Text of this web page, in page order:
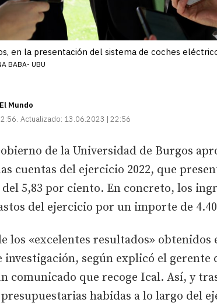
en la presentación del sistema de coches
BABA- UBU
Mundo
Actualizado: 13.06.2023 | 22:56
de la Universidad de Burgos
cuentas del ejercicio 2022, que
5,83 por ciento. En concreto, los
del ejercicio por un importe de
los «excelentes resultados» obtenidos
investigación, según explicó el gerente
comunicado que recoge Ical. Así, y
habidas a lo largo del